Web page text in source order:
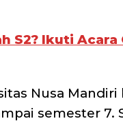
S2? Ikuti Acara
Nusa
semester